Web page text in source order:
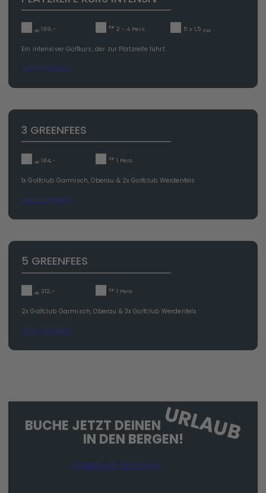
ab 199,- für 2 - 4 Pers. 5 x 1,5Std.
Ein intensiver Golfkurs, der zur Platzreife führt.
Zum Angebot
3 GREENFEES
ab 184,- für 1 Pers.
1x Golfclub Garmisch, Oberau & 2x Golfclub Werdenfels
Zum Angebot
5 GREENFEES
ab 312,- für 1 Pers.
2x Golfclub Garmisch, Oberau & 3x Golfclub Werdenfels
Zum Angebot
BUCHE JETZT DEINENURLAUB
IN DEN BERGEN!
Unterkunft anfragen